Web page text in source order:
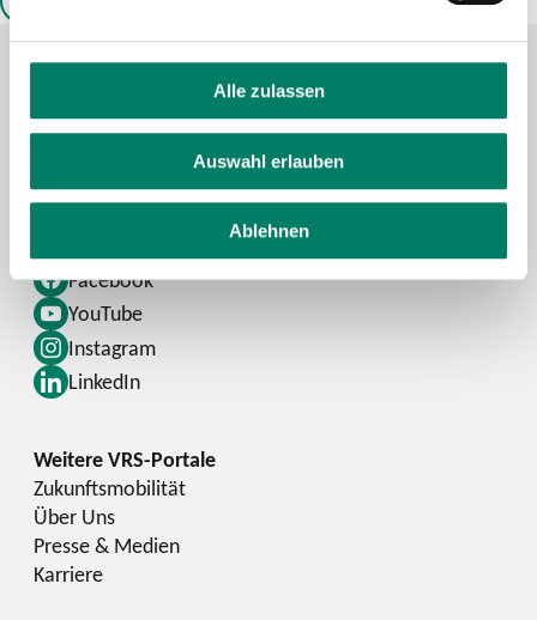
Alle zulassen
Auswahl erlauben
Ablehnen
Facebook
YouTube
Instagram
LinkedIn
Kontaktformular
Schlaue Nummer
Zukunftsmobilität
Über Uns
Presse & Medien
Karriere